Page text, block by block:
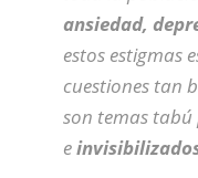
ansiedad,
estos estigmas
cuestiones tan
son temas
e